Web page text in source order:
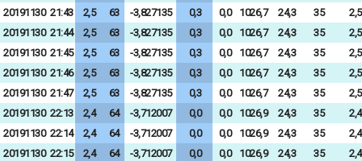
20191130 21:43 2,5 63 -3,827135 0,3 0,0 1026,7 24,3 35
2,5
20191130 21:44 2,5 63 -3,827135 0,3 0,0 1026,7 24,3 35
2,5
20191130 21:45 2,5 63 -3,827135 0,3 0,0 1026,7 24,3 35
2,5
20191130 21:46 2,5 63 -3,827135 0,3 0,0 1026,7 24,3 35
2,5
20191130 21:47 2,5 63 -3,827135 0,3 0,0 1026,7 24,3 35
2,5
20191130 22:13 2,4 64 -3,712007 0,0 0,0 1026,9 24,3 35
2,4
20191130 22:14 2,4 64 -3,712007 0,0 0,0 1026,9 24,3 35
2,4
20191130 22:15 2,4 64 -3,712007 0,0 0,0 1026,9 24,3 35
2,4